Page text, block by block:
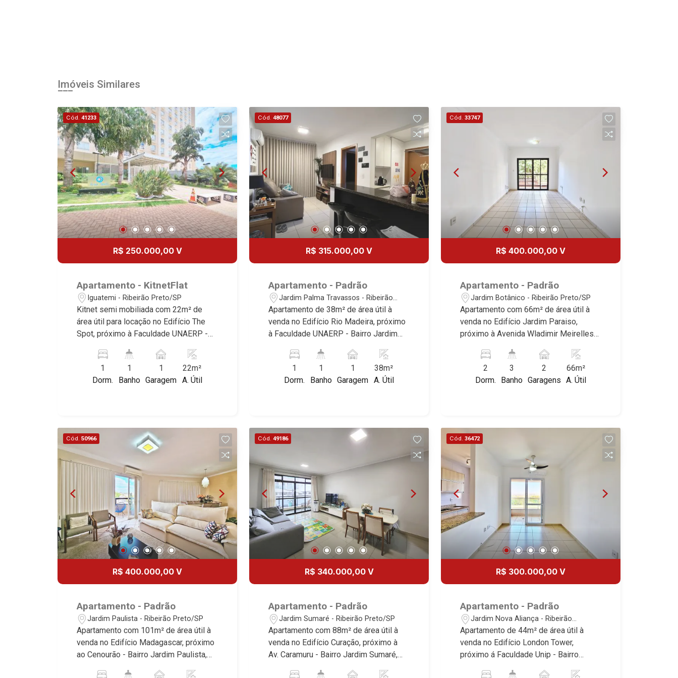
Aug/Mon
19
Aug/Wed
20
Aug/Thu
21
Aug/Fri
Imóveis Similares
Cód. 41233
R$ 250.000,00 V
Apartamento - KitnetFlat
Iguatemi - Ribeirão Preto/SP
Kitnet semi mobiliada com 22m² de
área útil para locação no Edifício The
Spot, próximo à Faculdade UNAERP -
Conheça as características deste
imóvel que a Martinelli Imobiliária
selecionou para você: - 22m² de área
absoluta no mercado imobiliário de
Ribeirão Preto. Referência em imóveis
de alto padrão, somos especialistas na
venda e locação de apartamentos nos
condomínios mais desejados da Zona
Sul, reconhecidos por sua segurança,
infraestrutura completa e qualidade de
vida incomparável. Atuamos nos
empreendimentos de maior prestígio
da região, incluindo: Marquises Park,
Les Alpes Residence, Porto Búzios,
Hype, Grand Privilège, Grand Raya,
Miró, Uber Corbusier, Le Monde Parc,
Place Vendôme, Place des Vosges,
L`Ermitage, Bella Vista, Sunset Club,
Amsterdam, Everest, Gran Matisse, Van
Der Rohe, Doppio Spazio, Triomphe,
Solar Del Rey, Jardim de Versailles,
Cidade de Sevilha, Solar das Aves,
1
Dorm.
1
Banho
1
Garagem
22m²
A. Útil
Cód. 48077
R$ 315.000,00 V
Apartamento - Padrão
Jardim Palma Travassos - Ribeirão
Preto/SP
Apartamento de 38m² de área útil à
venda no Edifício Rio Madeira, próximo
à Faculdade UNAERP - Bairro Jardim
Conheça as características deste
imóvel que a Martinelli Imobiliária
selecionou para você: - 38m² de área
planejadas - Sacada gourmet fechada
com blindex - 1 vaga Martinelli
imobiliário desde 2000! Avenida João
Fiúsa, 1051 - Alto da Boa Vista |
Ribeirão Preto.
1
Dorm.
1
Banho
1
Garagem
38m²
A. Útil
Cód. 33747
R$ 400.000,00 V
Apartamento - Padrão
Jardim Botânico - Ribeirão Preto/SP
Apartamento com 66m² de área útil à
venda no Edifício Jardim Paraiso,
próximo à Avenida Wladimir Meirelles
Ribeirão Preto/SP. Conheça as
características deste imóvel que a
Martinelli Imobiliária selecionou para
Sacada - 2 vagas Martinelli Imobiliária -
excelência absoluta no mercado
imobiliário de Ribeirão Preto.
Referência em imóveis de alto padrão,
somos especialistas na venda e
locação de apartamentos nos
condomínios mais desejados da Zona
Sul, reconhecidos por sua segurança,
infraestrutura completa e qualidade de
vida incomparável. Atuamos nos
empreendimentos de maior prestígio
Les Alpes Residence, Porto Búzios,
Hype, Grand Privilège, Grand Raya,
Grand Paysage, Praças do Sul, Uber
Miró, Uber Corbusier, Le Monde Parc,
Place Vendôme, Place des Vosges,
L`Ermitage, Bella Vista, Sunset Club,
Amsterdam, Everest, Gran Matisse, Van
Der Rohe, Doppio Spazio, Triomphe,
2
Dorm.
3
Banho
2
Garagens
66m²
A. Útil
Cód. 50966
R$ 400.000,00 V
Apartamento - Padrão
Jardim Paulista - Ribeirão Preto/SP
Apartamento com 101m² de área útil à
venda no Edifício Madagascar, próximo
ao Cenourão - Bairro Jardim Paulista,
Cód. 49186
R$ 340.000,00 V
Apartamento - Padrão
Jardim Sumaré - Ribeirão Preto/SP
Apartamento com 88m² de área útil à
venda no Edifício Curação, próximo à
Av. Caramuru - Bairro Jardim Sumaré,
Cód. 36472
R$ 300.000,00 V
Apartamento - Padrão
Jardim Nova Aliança - Ribeirão
Preto/SP
Apartamento de 44m² de área útil à
venda no Edifício London Tower,
próximo á Faculdade Unip - Bairro